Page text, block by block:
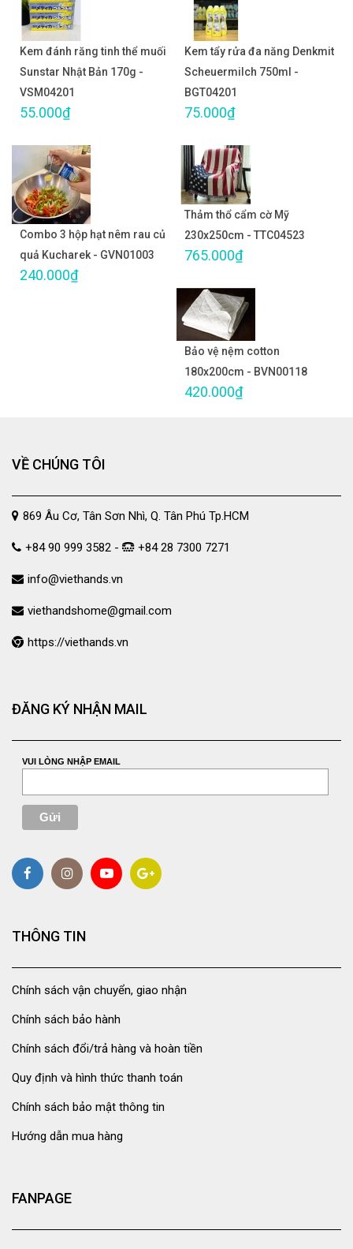
Kem đánh răng tinh thể muối
Sunstar Nhật Bản 170g -
VSM04201
55.000₫
Kem tẩy rửa đa năng Denkmit
Scheuermilch 750ml -
BGT04201
75.000₫
Combo 3 hộp hạt nêm rau củ
quả Kucharek - GVN01003
240.000₫
Thảm thổ cẩm cờ Mỹ
230x250cm - TTC04523
765.000₫
Bảo vệ nệm cotton
180x200cm - BVN00118
420.000₫
VỀ CHÚNG TÔI
869 Âu Cơ, Tân Sơn Nhì, Q. Tân Phú Tp.HCM
+84 90 999 3582 - +84 28 7300 7271
info@viethands.vn
viethandshome@gmail.com
https://viethands.vn
ĐĂNG KÝ NHẬN MAIL
VUI LÒNG NHẬP EMAIL
THÔNG TIN
Chính sách vận chuyển, giao nhận
Chính sách bảo hành
Chính sách đổi/trả hàng và hoàn tiền
Quy định và hình thức thanh toán
Chính sách bảo mật thông tin
Hướng dẫn mua hàng
FANPAGE